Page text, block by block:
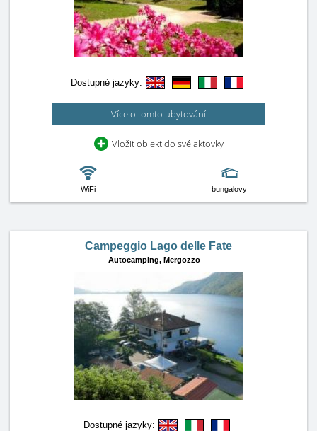
Dostupné jazyky:
Více o tomto ubytování
Vložit objekt do své aktovky
WiFi bungalovy
Campeggio Lago delle Fate
Autocamping, Mergozzo
Dostupné jazyky: